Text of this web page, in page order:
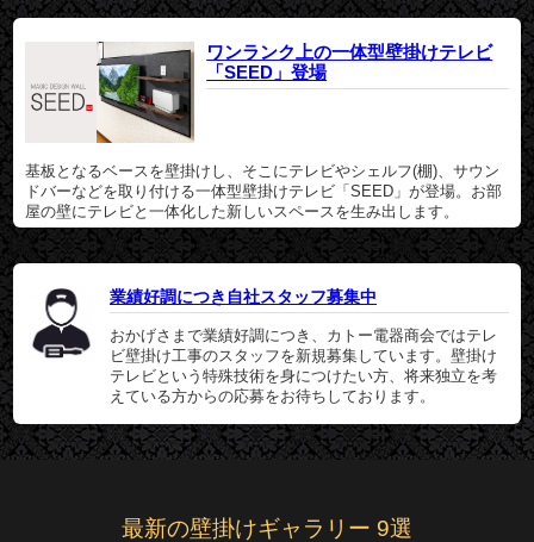
ワンランク上の一体型壁掛けテレビ
「SEED」登場
基板となるベースを壁掛けし、そこにテレビやシェルフ(棚)、サウン
ドバーなどを取り付ける一体型壁掛けテレビ「SEED」が登場。お部
屋の壁にテレビと一体化した新しいスペースを生み出します。
業績好調につき自社スタッフ募集中
おかげさまで業績好調につき、カトー電器商会ではテレ
ビ壁掛け工事のスタッフを新規募集しています。壁掛け
テレビという特殊技術を身につけたい方、将来独立を考
えている方からの応募をお待ちしております。
最新の壁掛けギャラリー 9選